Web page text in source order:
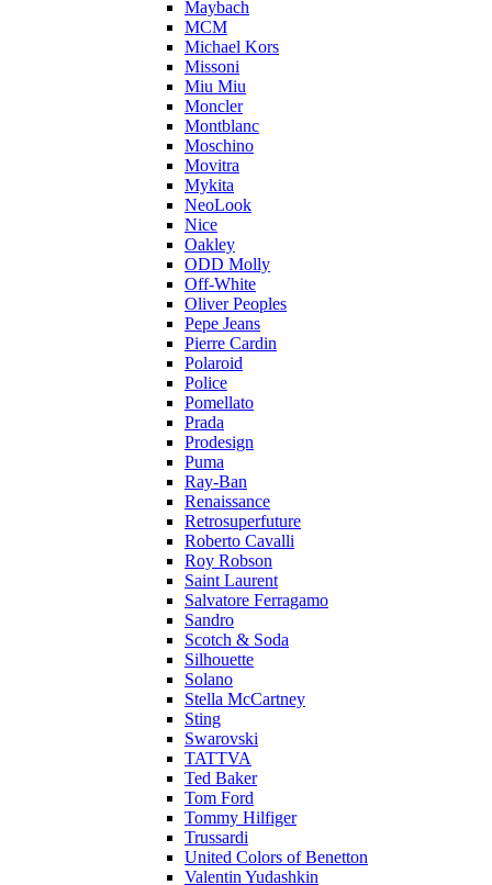
Maybach
MCM
Michael Kors
Missoni
Miu Miu
Moncler
Montblanc
Moschino
Movitra
Mykita
NeoLook
Nice
Oakley
ODD Molly
Off-White
Oliver Peoples
Pepe Jeans
Pierre Cardin
Polaroid
Police
Pomellato
Prada
Prodesign
Puma
Ray-Ban
Renaissance
Retrosuperfuture
Roberto Cavalli
Roy Robson
Saint Laurent
Salvatore Ferragamo
Sandro
Scotch & Soda
Silhouette
Solano
Stella McCartney
Sting
Swarovski
TATTVA
Ted Baker
Tom Ford
Tommy Hilfiger
Trussardi
United Colors of Benetton
Valentin Yudashkin